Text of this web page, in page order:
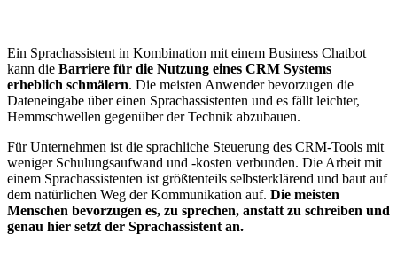
Ein Sprachassistent in Kombination mit einem Business Chatbot
kann die Barriere für die Nutzung eines CRM Systems
erheblich schmälern. Die meisten Anwender bevorzugen die
Dateneingabe über einen Sprachassistenten und es fällt leichter,
Hemmschwellen gegenüber der Technik abzubauen.
Für Unternehmen ist die sprachliche Steuerung des CRM-Tools mit
weniger Schulungsaufwand und -kosten verbunden. Die Arbeit mit
einem Sprachassistenten ist größtenteils selbsterklärend und baut auf
dem natürlichen Weg der Kommunikation auf. Die meisten
Menschen bevorzugen es, zu sprechen, anstatt zu schreiben und
genau hier setzt der Sprachassistent an.